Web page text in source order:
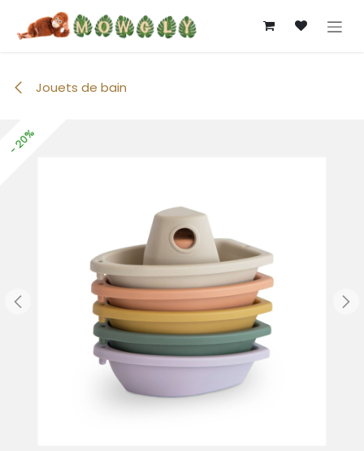
Se rendre au contenu
Jouets de bain
- 20%
- 20%